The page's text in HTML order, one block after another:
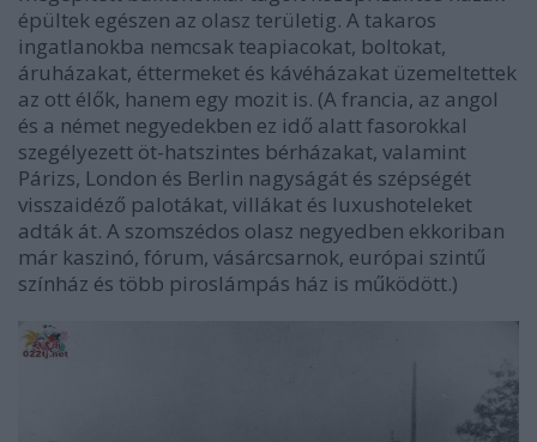
épültek egészen az olasz területig. A takaros
ingatlanokba nemcsak teapiacokat, boltokat,
áruházakat, éttermeket és kávéházakat üzemeltettek
az ott élők, hanem egy mozit is. (A francia, az angol
és a német negyedekben ez idő alatt fasorokkal
szegélyezett öt-hatszintes bérházakat, valamint
Párizs, London és Berlin nagyságát és szépségét
visszaidéző palotákat, villákat és luxushoteleket
adták át. A szomszédos olasz negyedben ekkoriban
már kaszinó, fórum, vásárcsarnok, európai szintű
színház és több piroslámpás ház is működött.)